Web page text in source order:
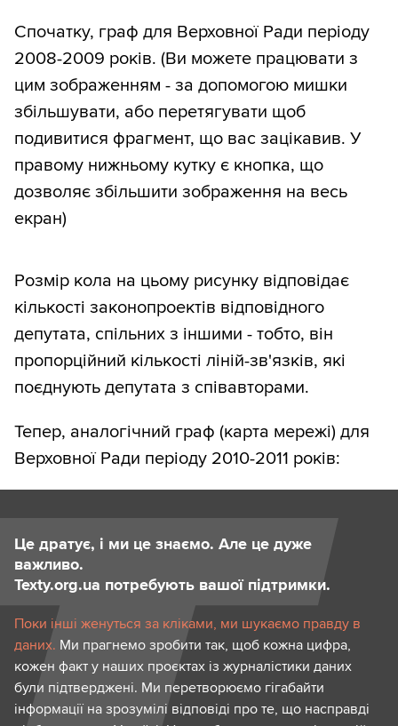
Спочатку, граф для Верховної Ради періоду
2008-2009 років. (Ви можете працювати з
цим зображенням - за допомогою мишки
збільшувати, або перетягувати щоб
подивитися фрагмент, що вас зацікавив. У
правому нижньому кутку є кнопка, що
дозволяє збільшити зображення на весь
екран)
Розмір кола на цьому рисунку відповідає
кількості законопроектів відповідного
депутата, спільних з іншими - тобто, він
пропорційний кількості ліній-зв'язків, які
поєднують депутата з співавторами.
Тепер, аналогічний граф (карта мережі) для
Верховної Ради періоду 2010-2011 років:
Це дратує, і ми це знаємо. Але це дуже
важливо.
Texty.org.ua потребують вашої підтримки.
Поки інші женуться за кліками, ми шукаємо правду в
даних. Ми прагнемо зробити так, щоб кожна цифра,
кожен факт у наших проєктах із журналістики даних
були підтверджені. Ми перетворюємо гігабайти
інформації на зрозумілі відповіді про те, що насправді